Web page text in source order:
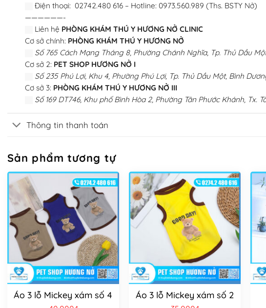
Điện thoại: 02742.480 616 – Hotline: 0973.560.989 (Ths. BSTY Nở)
——————-
Liên hệ PHÒNG KHÁM THÚ Y HƯƠNG NỞ CLINIC
Cơ sở chính: PHÒNG KHÁM THÚ Y HƯƠNG NỞ
Số 765 Cách Mạng Tháng 8, Phường Chánh Nghĩa, Tp. Thủ Dầu
Cơ sở 2: PET SHOP HƯƠNG NỞ I
Số 235 Phú Lợi, Khu 4, Phường Phú Lợi, Tp. Thủ Dầu Một, Bình
Cơ sở 3: PHÒNG KHÁM THÚ Y HƯƠNG NỞ III
Số 169 DT746, Khu phố Bình Hòa 2, Phường Tân Phước Khánh, Tx.
Thông tin thanh toán
Sản phẩm tương tự
Áo 3 lỗ Mickey xám số 4 Áo 3 lỗ Mickey xám số 2